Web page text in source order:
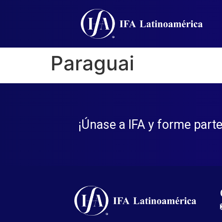
Paraguai
¡Únase a IFA y forme